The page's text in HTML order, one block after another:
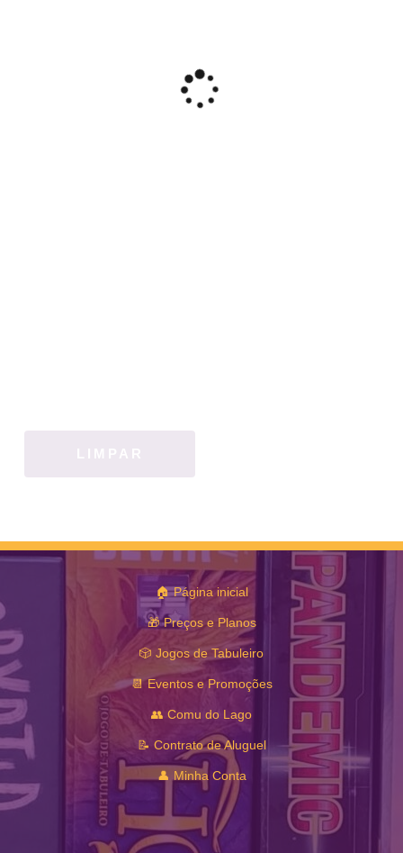
🏠 Página inicial
🎁 Preços e Planos
🎲 Jogos de Tabuleiro
📆 Eventos e Promoções
👥 Comu do Lago
📝 Contrato de Aluguel
👤 Minha Conta